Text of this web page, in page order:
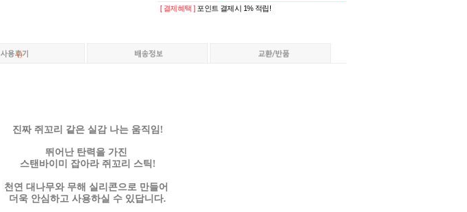
[ 결제혜택 ] 포인트 결제시 1% 적립!
()
진짜 쥐꼬리 같은 실감 나는 움직임!
뛰어난 탄력을 가진
스탠바이미 잡아라 쥐꼬리 스틱!
천연 대나무와 무해 실리콘으로 만들어
더욱 안심하고 사용하실 수 있답니다.